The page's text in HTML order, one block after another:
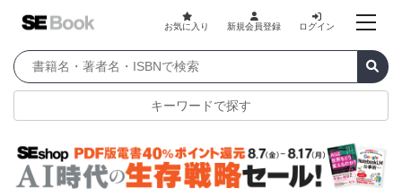
お気に入り 新規会員登録 ログイン
キーワードで探す